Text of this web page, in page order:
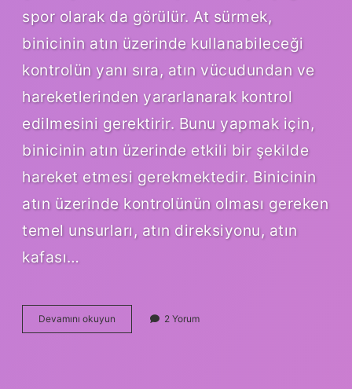
spor olarak da görülür. At sürmek,
binicinin atın üzerinde kullanabileceği
kontrolün yanı sıra, atın vücudundan ve
hareketlerinden yararlanarak kontrol
edilmesini gerektirir. Bunu yapmak için,
binicinin atın üzerinde etkili bir şekilde
hareket etmesi gerekmektedir. Binicinin
atın üzerinde kontrolünün olması gereken
temel unsurları, atın direksiyonu, atın
kafası…
Devamını okuyun
sürmek
2 Yorum